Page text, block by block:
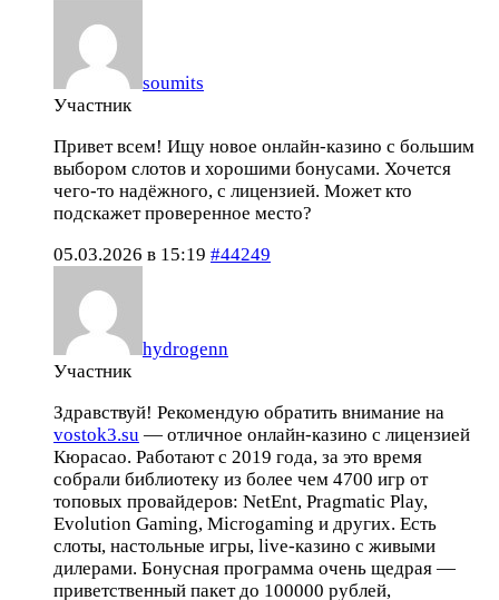
soumits
Участник
Привет всем! Ищу новое онлайн-казино с большим
выбором слотов и хорошими бонусами. Хочется
чего-то надёжного, с лицензией. Может кто
подскажет проверенное место?
05.03.2026 в 15:19 #44249
hydrogenn
Участник
Здравствуй! Рекомендую обратить внимание на
vostok3.su — отличное онлайн-казино с лицензией
Кюрасао. Работают с 2019 года, за это время
собрали библиотеку из более чем 4700 игр от
топовых провайдеров: NetEnt, Pragmatic Play,
Evolution Gaming, Microgaming и других. Есть
слоты, настольные игры, live-казино с живыми
дилерами. Бонусная программа очень щедрая —
приветственный пакет до 100000 рублей,